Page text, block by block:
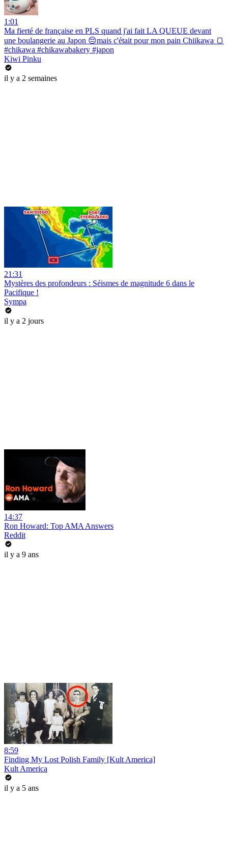
1:01
Ma fierté de française en PLS quand j'ai fait LA QUEUE devant
une boulangerie au Japon 😔mais c'était pour mon pain Chiikawa 🍞
#chikawa #chikawabakery #japon
Kiwi Pinku
il y a 2 semaines
21:31
Mystères des profondeurs : Séismes de magnitude 6 dans le
Pacifique !
Sympa
il y a 2 jours
14:37
Ron Howard: Top AMA Answers
Reddit
il y a 9 ans
8:59
Finding My Lost Polish Family [Kult America]
Kult America
il y a 5 ans